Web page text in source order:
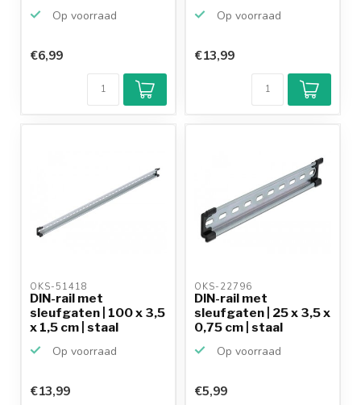
Op voorraad
€6,99
Op voorraad
€13,99
OKS-51418
DIN-rail met
sleufgaten | 100 x 3,5
x 1,5 cm | staal
Op voorraad
€13,99
OKS-22796
DIN-rail met
sleufgaten | 25 x 3,5 x
0,75 cm | staal
Op voorraad
€5,99